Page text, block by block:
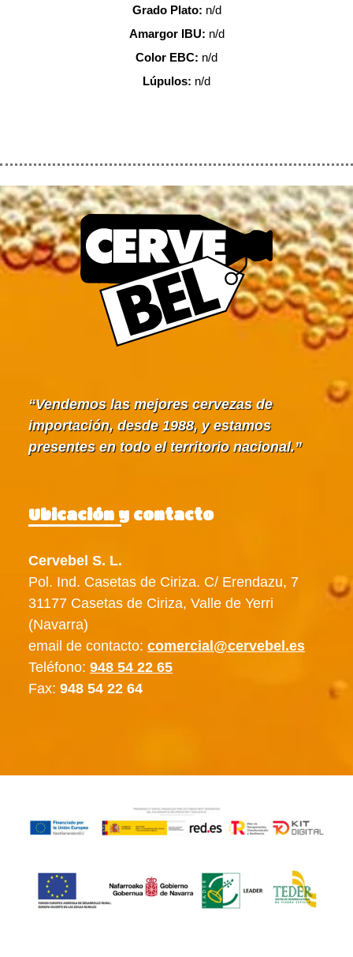
Grado Plato: n/d
Amargor IBU: n/d
Color EBC: n/d
Lúpulos: n/d
Vendemos las mejores cervezas de
importación, desde 1988, y estamos
presentes en todo el territorio nacional.
Ubicación y contacto
Cervebel S. L.
Pol. Ind. Casetas de Ciriza. C/ Erendazu, 7
31177 Casetas de Ciriza, Valle de Yerri
(Navarra)
email de contacto: comercial@cervebel.es
Teléfono: 948 54 22 65
Fax: 948 54 22 64